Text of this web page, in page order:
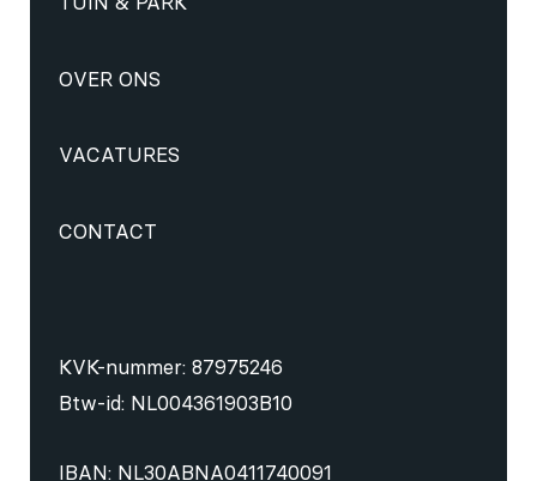
OVER ONS
VACATURES
CONTACT
KVK-nummer: 87975246
Btw-id: NL004361903B10
IBAN: NL30ABNA0411740091